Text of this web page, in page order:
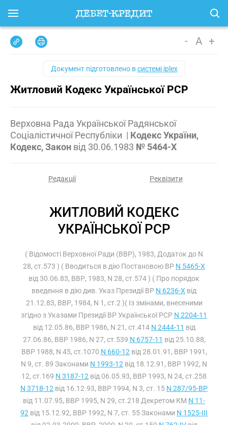
- A +
Документ підготовлено всистемі iplex
Житловий Кодекс Української РСР
Верховна Рада Української Радянської
Соціалістичної Республіки | Кодекс України,
Кодекс, Закон від 30.06.1983 № 5464-X
Редакції Реквізити
ЖИТЛОВИЙ КОДЕКС
УКРАЇНСЬКОЇ РСР
( Відомості Верховної Ради (ВВР), 1983, Додаток до N
28, ст.573 ) ( Вводиться в дію Постановою ВР N 5465-X
від 30.06.83, ВВР, 1983, N 28, ст.574 ) ( Про порядок
введення в дію див. Указ Президії ВР N 6236-X від
21.12.83, ВВР, 1984, N 1, ст.2 )( Із змінами, внесеними
згідно з Указами Президії ВР Української РСР N 2204-11
від 12.05.86, ВВР 1986, N 21, ст.414 N 2444-11 від
27.06.86, ВВР 1986, N 27, ст.539 N 6757-11 від 25.10.88,
ВВР 1988, N 45, ст.1070 N 660-12 від 28.01.91, ВВР 1991,
N 9, ст. 89 Законами N 1993-12 від 18.12.91, ВВР 1992, N
12, ст.169 N 3187-12 від 06.05.93, ВВР 1993, N 24, ст.258
N 3718-12 від 16.12.93, ВВР 1994, N 3, ст. 15 N 287/95-ВР
від 11.07.95, ВВР 1995, N 29, ст.218 Декретом КМ N 11-
92 від 15.12.92, ВВР 1992, N 7, ст. 55 Законами N 1525-III